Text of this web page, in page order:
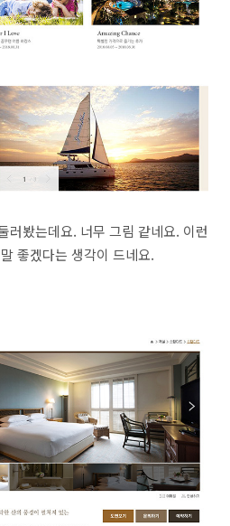
러봤는데요. 너무 그림 같네요. 이런
좋겠다는 생각이 드네요.